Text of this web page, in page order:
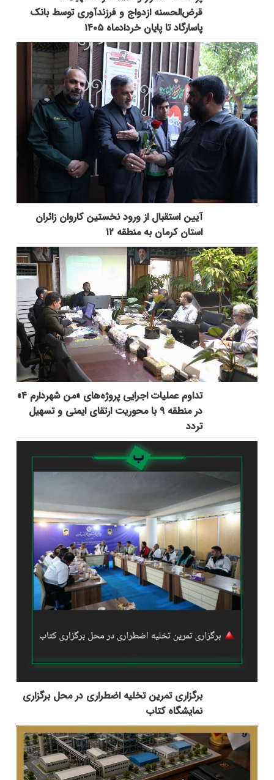
قرض‌الحسنه ازدواج و فرزندآوری توسط بانک
پاسارگاد تا پایان خردادماه ۱۴۰۵
آیین استقبال از ورود نخستین کاروان زائران
استان کرمان به منطقه ۱۲
تداوم عملیات اجرایی پروژه‌های «من شهردارم ۴»
در منطقه ۹ با محوریت ارتقای ایمنی و تسهیل
تردد
برگزاری تمرین تخلیه اضطراری در محل برگزاری
نمایشگاه کتاب